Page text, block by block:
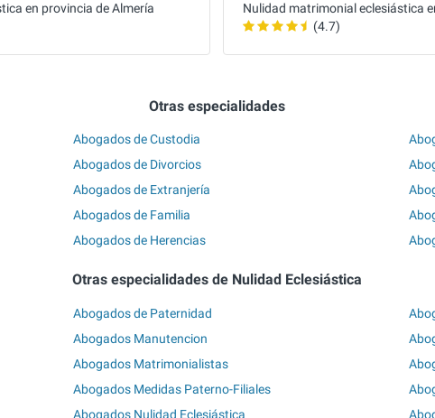
en provincia de Almería
Nulidad matrimonial eclesiástica
(4.7)
Otras especialidades
Abogados de Custodia
Abogados de Divorcios
Abogados de Extranjería
Abogados de Familia
Abogados de Herencias
Otras especialidades de Nulidad Eclesiástica
Abogados de Paternidad
Abogados Manutencion
Abogados Matrimonialistas
Abogados Medidas Paterno-Filiales
Abogados Nulidad Eclesiástica